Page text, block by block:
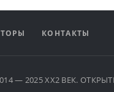
КОНТАКТЫ
— 2025 XX2 ВЕК.